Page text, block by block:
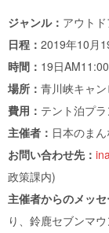
ジャンル： アウト
日程： 2019年10月
時間： 19日
場所： 青川峡キャ
費用： テント泊プ
主催者： 日本のま
お問い合わせ先：
政策課内)
主催者からのメッセ
り、鈴鹿セブンマ